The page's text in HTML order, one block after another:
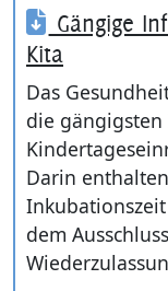
Gängige
Kita
Das
die
Darin
dem